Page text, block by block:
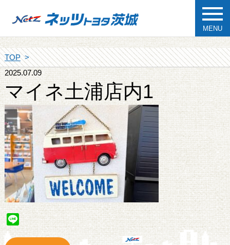
MENU
TOP
2025.07.09
マイネ土浦店内1
Line